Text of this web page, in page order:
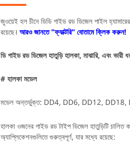
জুওয়েই হল চীনে ডিডি গাইড রড ডিজেল পাইল হ্যামারের
রয়েছে। আরও জানতে "ফ্যাক্টরি" বোতামে ক্লিক করুন!
ডি গাইড রড ডিজেল হাতুড়ি হালকা, মাঝারি, এবং ভারী
# হালকা মডেল
মডেল অন্তর্ভুক্ত: DD4, DD6, DD12,
হালকা ওজনের গাইড রড টাইপ ডিজেল হাতুড়িটি চালিত
অ্যাপ্লিকেশনগুলিতে গুরুত্বপূর্ণ, যার মধ্যে রয়েছে: